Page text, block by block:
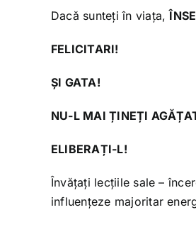
Dacă sunteți în viața,
FELICITARI!
ȘI GATA!
NU-L MAI ȚINEȚI
ELIBERAȚI-L!
Învățați lecțiile sale –
influențeze majoritar